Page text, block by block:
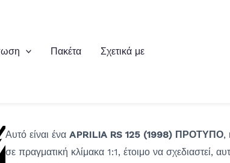
Πακέτα Σχετικά με
Αυτό είναι έναAPRILIA RS 125 (1998) ΠΡΟΤΥΠΟ,
σε πραγματική κλίμακα 1:1, έτοιμο να σχεδιαστεί,